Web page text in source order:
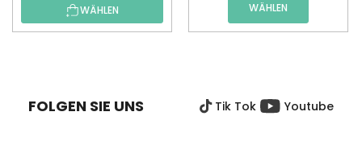
WÄHLEN WÄHLEN
FOLGEN SIE UNS Tik Tok Youtube